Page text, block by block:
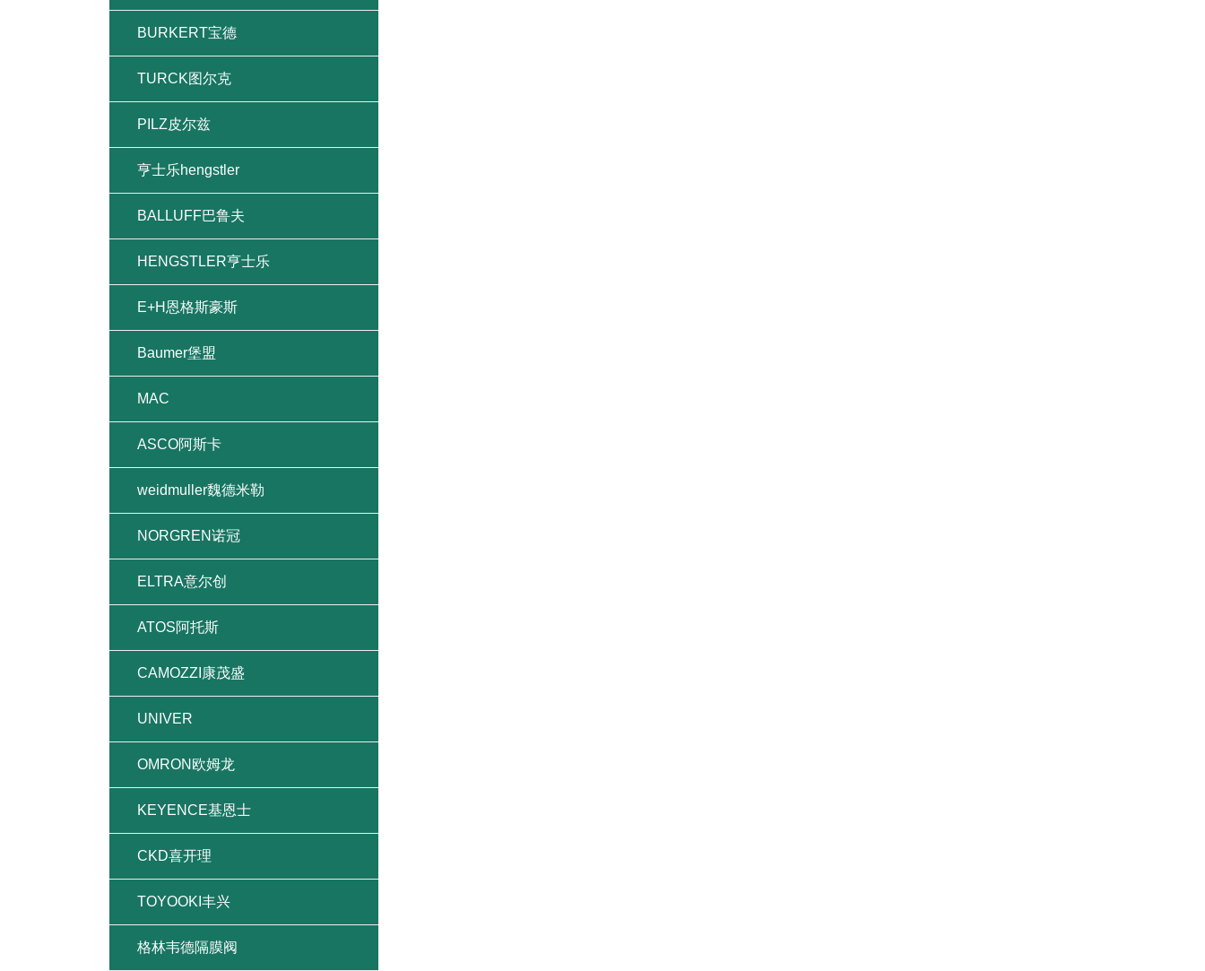
BURKERT宝德
TURCK图尔克
PILZ皮尔兹
亨士乐hengstler
BALLUFF巴鲁夫
HENGSTLER亨士乐
E+H恩格斯豪斯
Baumer堡盟
MAC
ASCO阿斯卡
weidmuller魏德米勒
NORGREN诺冠
ELTRA意尔创
ATOS阿托斯
CAMOZZI康茂盛
UNIVER
OMRON欧姆龙
KEYENCE基恩士
CKD喜开理
TOYOOKI丰兴
格林韦德隔膜阀